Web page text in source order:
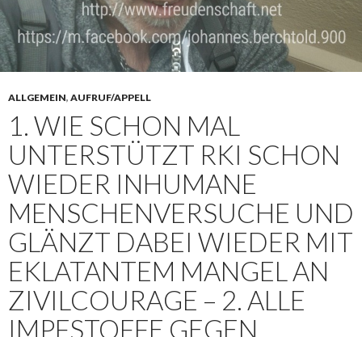
ALLGEMEIN, AUFRUF/APPELL
1. WIE SCHON MAL
UNTERSTÜTZT RKI SCHON
WIEDER INHUMANE
MENSCHENVERSUCHE UND
GLÄNZT DABEI WIEDER MIT
EKLATANTEM MANGEL AN
ZIVILCOURAGE – 2. ALLE
IMPFSTOFFE GEGEN